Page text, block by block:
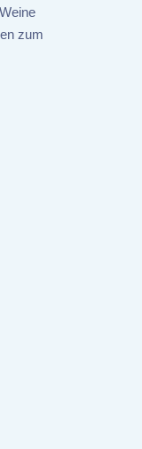
zum